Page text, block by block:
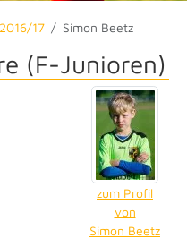
2016/17 Simon Beetz
(F-Junioren)
zum Profil
von
Simon Beetz